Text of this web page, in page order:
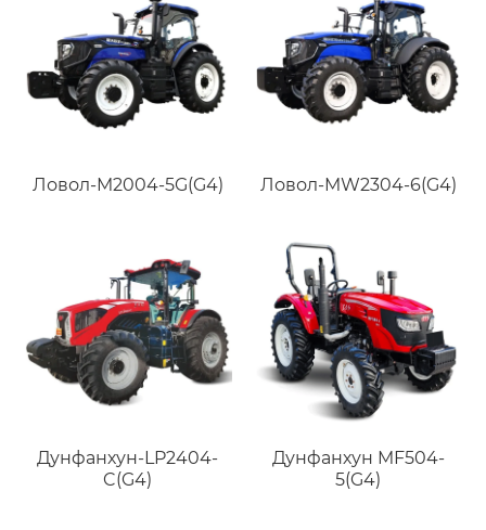
Ловол-M2004-5G(G4) Ловол-MW2304-6(G4)
Дунфанхун-LP2404-
C(G4)
Дунфанхун MF504-
5(G4)